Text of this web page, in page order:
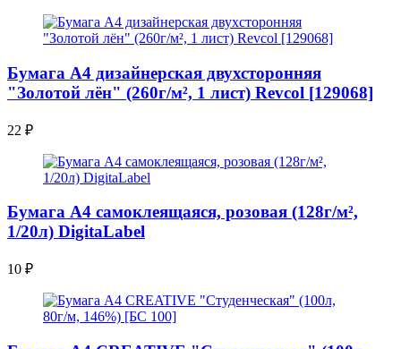
Бумага A4 дизайнерская двухсторонняя
"Золотой лён" (260г/м², 1 лист) Revcol [129068]
22 ₽
Бумага A4 самоклеящаяся, розовая (128г/м²,
1/20л) DigitaLabel
10 ₽